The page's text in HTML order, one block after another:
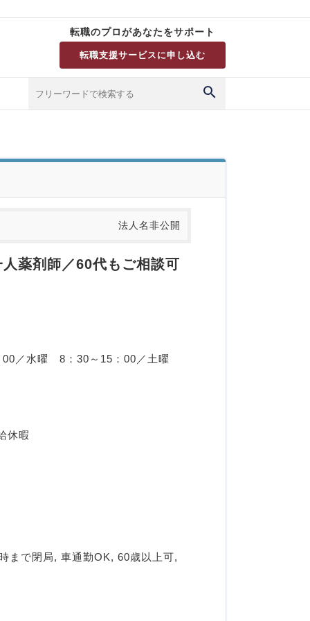
転職のプロがあなたをサポート
転職支援サービスに申し込む
法人名非公開
薬剤師／60代もご相談可
00／水曜　8：30～15：00／土曜
休暇
まで閉局, 車通勤OK, 60歳以上可,